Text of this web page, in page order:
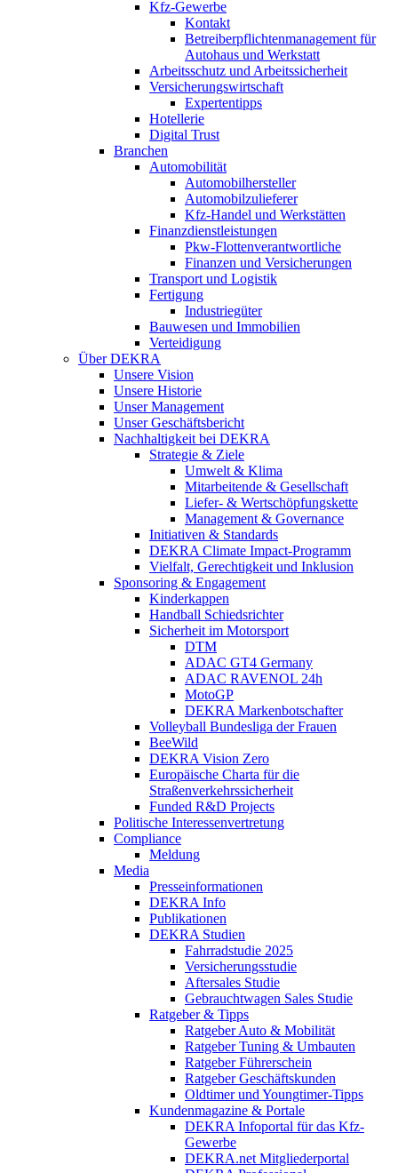
Kfz-Gewerbe
Kontakt
Betreiberpflichtenmanagement für
Autohaus und Werkstatt
Arbeitsschutz und Arbeitssicherheit
Versicherungswirtschaft
Expertentipps
Hotellerie
Digital Trust
Branchen
Automobilität
Automobilhersteller
Automobilzulieferer
Kfz-Handel und Werkstätten
Finanzdienstleistungen
Pkw‑Flottenverantwortliche
Finanzen und Versicherungen
Transport und Logistik
Fertigung
Industriegüter
Bauwesen und Immobilien
Verteidigung
Über DEKRA
Unsere Vision
Unsere Historie
Unser Management
Unser Geschäftsbericht
Nachhaltigkeit bei DEKRA
Strategie & Ziele
Umwelt & Klima
Mitarbeitende & Gesellschaft
Liefer- & Wertschöpfungskette
Management & Governance
Initiativen & Standards
DEKRA Climate Impact-Programm
Vielfalt, Gerechtigkeit und Inklusion​
Sponsoring & Engagement
Kinderkappen
Handball Schiedsrichter
Sicherheit im Motorsport
DTM
ADAC GT4 Germany
ADAC RAVENOL 24h
MotoGP
DEKRA Markenbotschafter
Volleyball Bundesliga der Frauen
BeeWild
DEKRA Vision Zero
Europäische Charta für die
Straßenverkehrssicherheit
Funded R&D Projects
Politische Interessenvertretung
Compliance
Meldung
Media
Presseinformationen
DEKRA Info
Publikationen
DEKRA Studien
Fahrradstudie 2025
Versicherungsstudie
Aftersales Studie
Gebrauchtwagen Sales Studie
Ratgeber & Tipps
Ratgeber Auto & Mobilität
Ratgeber Tuning & Umbauten
Ratgeber Führerschein
Ratgeber Geschäftskunden
Oldtimer und Youngtimer-Tipps
Kundenmagazine & Portale
DEKRA Infoportal für das Kfz-
Gewerbe
DEKRA.net Mitgliederportal